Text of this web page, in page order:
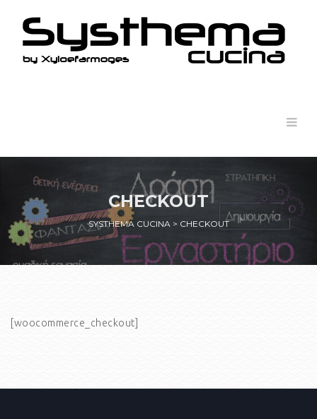
CHECKOUT
SYSTHEMA CUCINA> CHECKOUT
[woocommerce_checkout]